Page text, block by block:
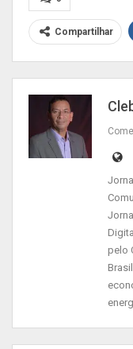
de
(Agência
Amapá (Afap),
As inscrições
abertas e
do linkhttp://
(http://
reservam 50%
cotas, para
programas
pessoas com
Edição
Compartilhar
pelo